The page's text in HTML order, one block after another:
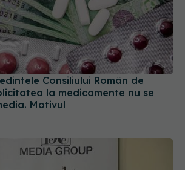
la medicamente nu se
Motivul